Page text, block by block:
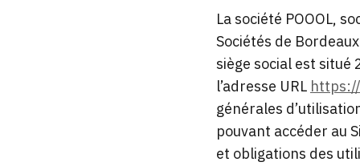
La société POOOL,
Sociétés de
siège social est situé
l’adresse URL
générales
pouvant accéder au
et obligations des